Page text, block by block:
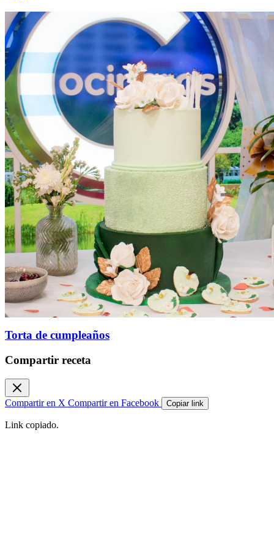
Torta de cumpleaños
Compartir receta
Compartir en X Compartir en Facebook Copiar link
Link copiado.